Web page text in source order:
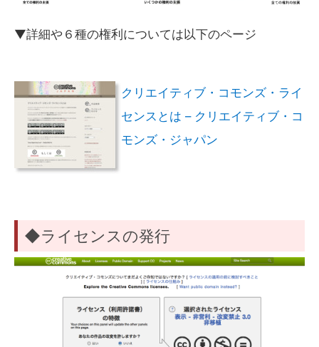
▼詳細や６種の権利については以下のページ
クリエイティブ・コモンズ・ライ
センスとは – クリエイティブ・コ
モンズ・ジャパン
◆ライセンスの発行